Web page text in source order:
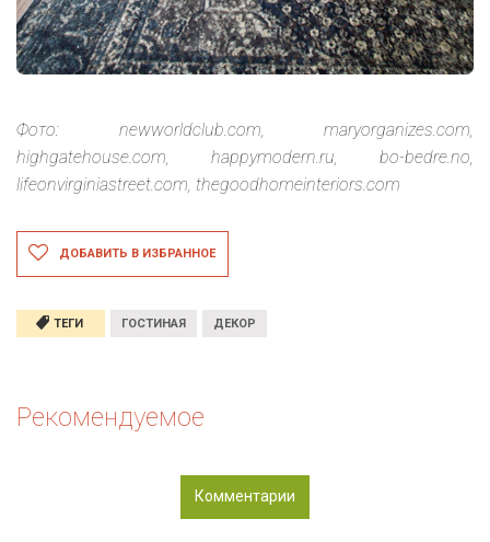
Фото: newworldclub.com, maryorganizes.com,
highgatehouse.com, happymodern.ru, bo-bedre.no,
lifeonvirginiastreet.com, thegoodhomeinteriors.com
ДОБАВИТЬ В ИЗБРАННОЕ
ТЕГИ ГОСТИНАЯ ДЕКОР
Рекомендуемое
Комментарии